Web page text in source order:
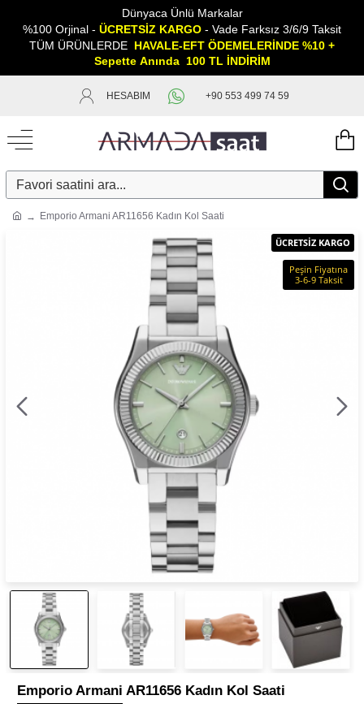
Dünyaca Ünlü Markalar
%100 Orjinal - ÜCRETSİZ KARGO - Vade Farksız 3/6/9 Taksit
TÜM ÜRÜNLERDE HAVALE-EFT ÖDEMELERİNDE %10 +
Sepette Anında 100 TL İNDİRİM
HESABIM +90 553 499 74 59
Emporio Armani AR11656 Kadın Kol Saati
ÜCRETSİZ KARGO
Peşin Fiyatına
3-6-9 Taksit
Emporio Armani AR11656 Kadın Kol Saati